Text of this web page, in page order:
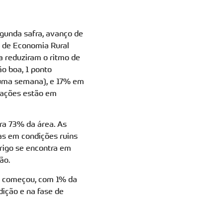
safra, avanço de
Economia Rural
reduziram o ritmo de
boa, 1 ponto
semana), e 17% em
estão em
73% da área. As
em condições ruins
se encontra em
com 1% da
e na fase de